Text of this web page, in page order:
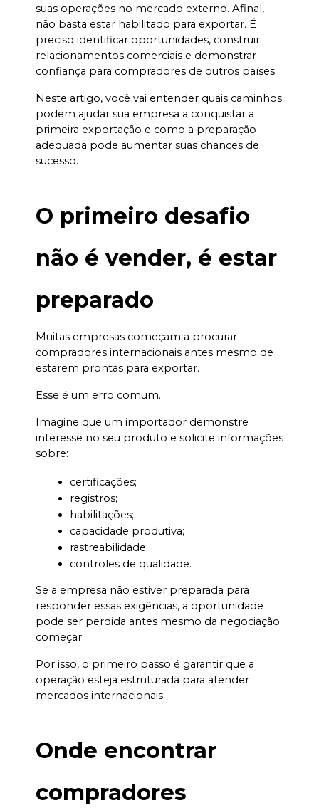
suas operações no mercado externo. Afinal,
não basta estar habilitado para exportar. É
preciso identificar oportunidades, construir
relacionamentos comerciais e demonstrar
confiança para compradores de outros países.
Neste artigo, você vai entender quais caminhos
podem ajudar sua empresa a conquistar a
primeira exportação e como a preparação
adequada pode aumentar suas chances de
sucesso.
O primeiro desafio
não é vender, é estar
preparado
Muitas empresas começam a procurar
compradores internacionais antes mesmo de
estarem prontas para exportar.
Esse é um erro comum.
Imagine que um importador demonstre
interesse no seu produto e solicite informações
sobre:
certificações;
registros;
habilitações;
capacidade produtiva;
rastreabilidade;
controles de qualidade.
Se a empresa não estiver preparada para
responder essas exigências, a oportunidade
pode ser perdida antes mesmo da negociação
começar.
Por isso, o primeiro passo é garantir que a
operação esteja estruturada para atender
mercados internacionais.
Onde encontrar
compradores